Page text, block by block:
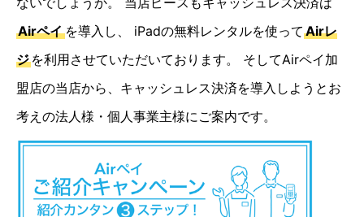
Airペイを導入し、 iPadの無料レンタルを使って Airレ
ジ を利用させていただいております。 そしてAirペイ加
盟店の当店から、キャッシュレス決済を導入しようとお
考えの法人様・個人事業主様にご案内です。